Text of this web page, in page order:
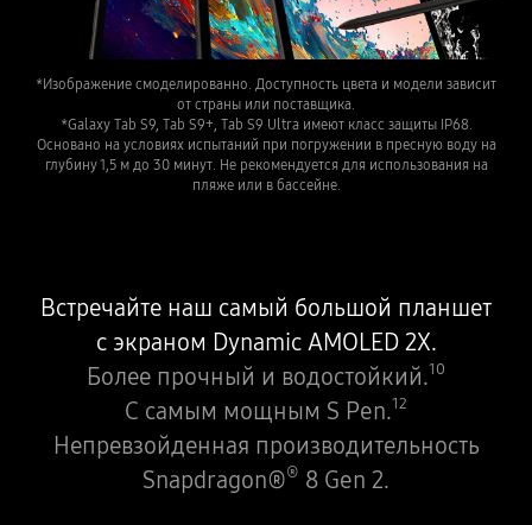
*Изображение смоделированно. Доступность цвета и модели зависит
от страны или поставщика.
*Galaxy Tab S9, Tab S9+, Tab S9 Ultra имеют класс защиты IP68.
Основано на условиях испытаний при погружении в пресную воду на
глубину 1,5 м до 30 минут. Не рекомендуется для использования на
пляже или в бассейне.
Встречайте наш самый большой планшет
c экраном Dynamic AMOLED 2X.
Более прочный и водостойкий.10
С самым мощным S Pen.12
Непревзойденная производительность
Snapdragon®® 8 Gen 2.